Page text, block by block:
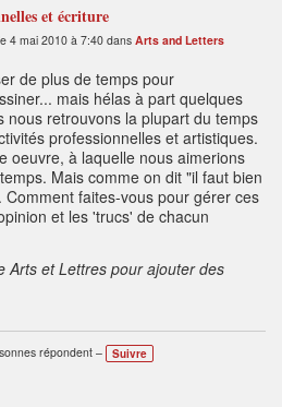
et écriture
4 mai 2010 à 7:40 dans Arts and Letters
de plus de temps pour
mais hélas à part quelques
nous retrouvons la plupart du temps
professionnelles et artistiques.
oeuvre, à laquelle nous aimerions
Mais comme on dit "il faut bien
faites-vous pour gérer ces
et les 'trucs' de chacun
Arts et Lettres pour ajouter des
répondent – Suivre